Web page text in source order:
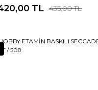
TL 435,00 TL